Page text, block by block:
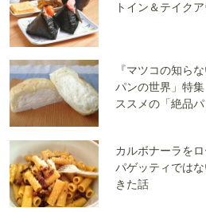
トイン＆テイクア
『マツコの知ら
パンの世界」特
ススメの「絶品
カルボナーラを
パゲッティでは
きた話